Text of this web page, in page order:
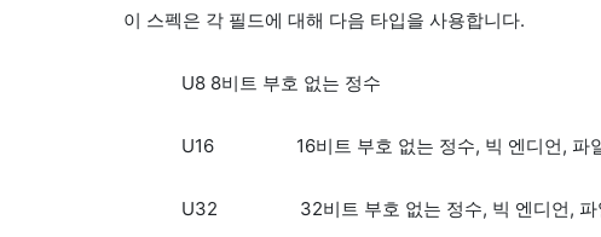
이 스펙은 각 필드에 대해 다음 타입을 사용합니다.
U8 8비트 부호 없는 정수
U16 16비트 부호 없는 정수, 빅 엔디언, 파일의
U32 32비트 부호 없는 정수, 빅 엔디언, 파일의